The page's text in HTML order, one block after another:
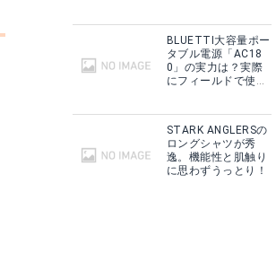
BLUETTI大容量ポー
タブル電源「AC18
0」の実力は？実際
にフィールドで使用
STARK ANGLERSの
ロングシャツが秀
逸。機能性と肌触り
に思わずうっとり！